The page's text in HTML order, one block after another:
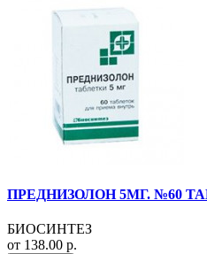
ПРЕДНИЗОЛОН 5МГ. №60
БИОСИНТЕЗ
от 138.00 р.